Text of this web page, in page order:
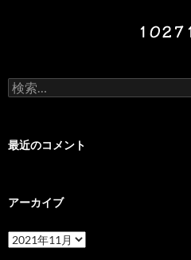
検
索:
最近のコメント
アーカイブ
ア
ー